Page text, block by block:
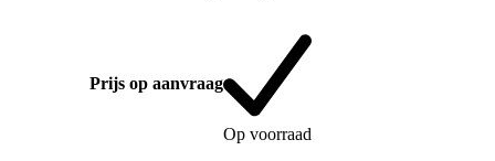
Prijs op aanvraag
Op voorraad